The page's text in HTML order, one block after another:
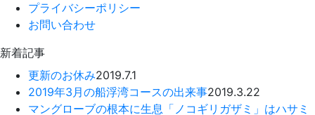
プライバシーポリシー
お問い合わせ
新着記事
更新のお休み2019.7.1
2019年3月の船浮湾コースの出来事2019.3.22
マングローブの根本に生息「ノコギリガザミ」はハサミ